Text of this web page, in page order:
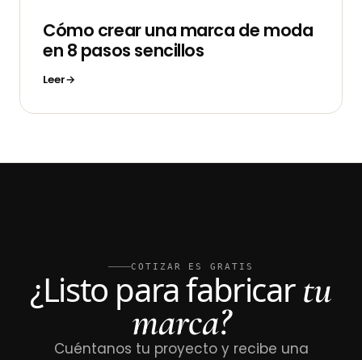
Cómo crear una marca de moda
en 8 pasos sencillos
Leer
COTIZAR ES GRATIS
¿Listo para fabricartu
marca?
Cuéntanos tu proyecto y recibe una